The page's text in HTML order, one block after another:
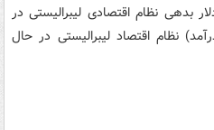
به 57 تریلیون دلار بدهی نظام اقتصادی لیبرالیستی در
دلار درآمد) نظام اقتصاد لیبرالیستی در حال